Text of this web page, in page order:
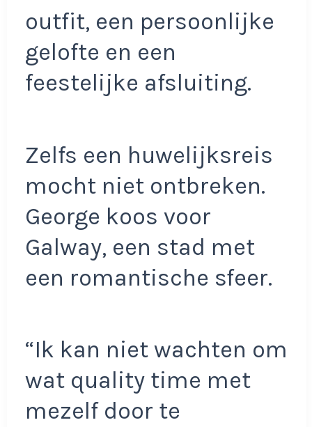
outfit, een persoonlijke
gelofte en een
feestelijke afsluiting.
Zelfs een huwelijksreis
mocht niet ontbreken.
George koos voor
Galway, een stad met
een romantische sfeer.
“Ik kan niet wachten om
wat quality time met
mezelf door te